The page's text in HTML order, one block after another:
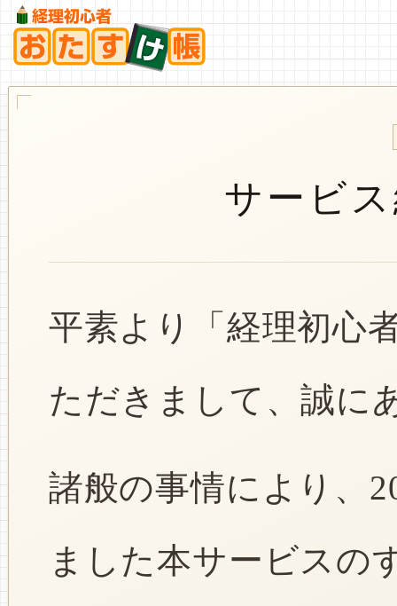
サービ
平素より「経理初心
ただきまして、誠に
諸般の事情により、
ました本サービスの